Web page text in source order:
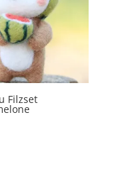
Filzset